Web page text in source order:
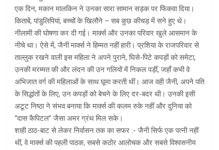
एक दिन, मकान मालकिन ने उनका सारा सामान सड़क पर फिंकवा दिया।
किताबें, पांडुलिपियां, बच्चों के खिलौने – सब कुछ कीचड़ में सने हुए थे।
नीलामी की घोषणा कर दी गई। मार्क्स और उनका परिवार खुले आसमान के
नीचे था। ऐसे में, जैनी मार्क्स ने हिम्मत नहीं हारी। प्रशिया के राजपरिवार से
ताल्लुक रखने वाली इस महिला ने अपने पुराने, घिसे-पिटे कपड़ों को समेटा,
उनकी मरम्मत की और लंदन की उन गलियों में निकल पड़ीं, जहाँ कभी वे
अभिजात वर्ग की महिलाओं के साथ घूमा करती थीं। आज वही जैनी, अपने पति
के सिद्धांतों के लिए, उन कपड़ों को बेचने के लिए दर-बदर थी। उनकी इसी
अटूट निष्ठा ने संभव बनाया कि मार्क्स की कलम रुके नहीं और दुनिया को
“दास कैपिटल” जैसा अमर ग्रंथ मिल सके।
शाही ठाठ-बाट से लेकर निर्वासन तक का सफर :- जैनी सिर्फ एक पत्नी नहीं
थीं, वे मार्क्स की पहली पाठक, सबसे कठोर आलोचक और सबसे विश्वसनीय